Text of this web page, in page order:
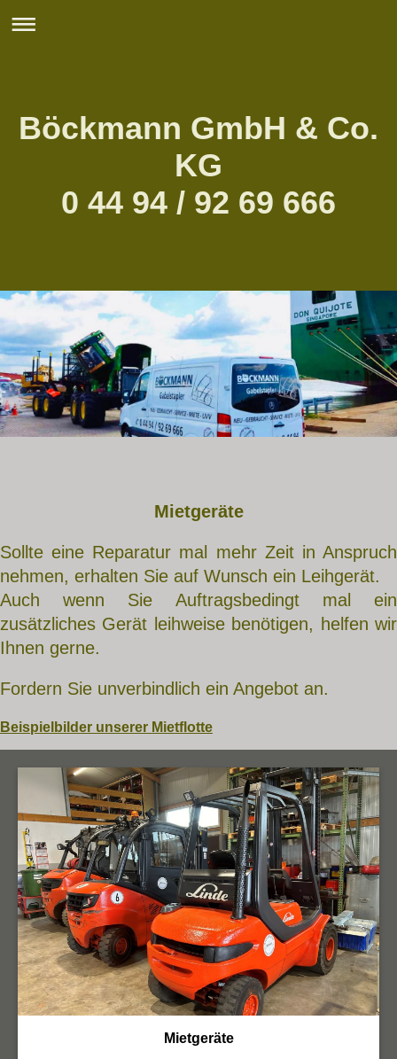
Böckmann GmbH & Co.
KG
0 44 94 / 92 69 666
Mietgeräte
Sollte eine Reparatur mal mehr Zeit in Anspruch
nehmen, erhalten Sie auf Wunsch ein Leihgerät.
Auch wenn Sie Auftragsbedingt mal ein
zusätzliches Gerät leihweise benötigen, helfen wir
Ihnen gerne.
Fordern Sie unverbindlich ein Angebot an.
Beispielbilder unserer Mietflotte
Mietgeräte